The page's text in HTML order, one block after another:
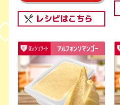
レシピはこちら